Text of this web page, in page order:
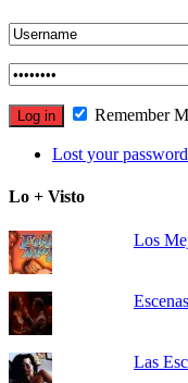
Remember
Lost your
Lo + Visto
Los
Las